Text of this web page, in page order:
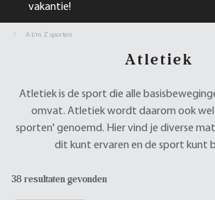
vakantie!
A t/m Z sporten
Atletiek
Atletiek is de sport die alle
omvat. Atletiek wordt daarom ook wel
sporten' genoemd. Hier vind je diverse
dit kunt ervaren en de sport kunt
38 resultaten gevonden